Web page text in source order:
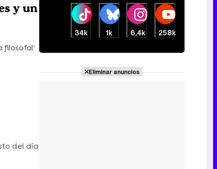
y un
filosofal'
del día
34k 1k 6,4k 258k
Eliminar anuncios